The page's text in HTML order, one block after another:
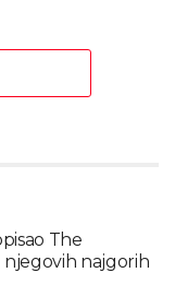
The
njegovih najgorih